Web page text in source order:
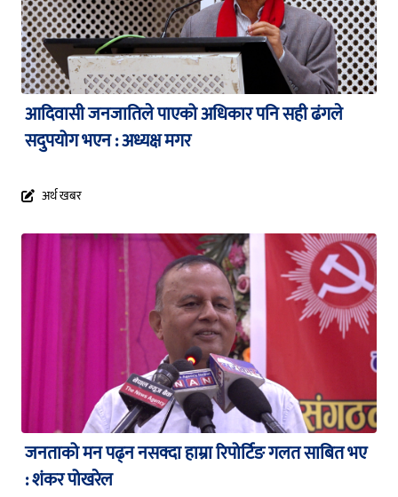
आदिवासी जनजातिले पाएको अधिकार पनि सही ढंगले
सदुपयोग भएन : अध्यक्ष मगर
अर्थ खबर
जनताको मन पढ्न नसक्दा हाम्रा रिपोर्टिङ गलत साबित भए
: शंकर पोखरेल